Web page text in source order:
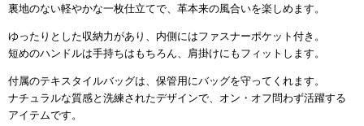
裏地のない軽やかな一枚仕立てで、革本来の風合いを楽しめます。
ゆったりとした収納力があり、内側にはファスナーポケット付き。
短めのハンドルは手持ちはもちろん、肩掛けにもフィットします。
付属のテキスタイルバッグは、保管用にバッグを守ってくれます。
ナチュラルな質感と洗練されたデザインで、オン・オフ問わず活躍する
アイテムです。